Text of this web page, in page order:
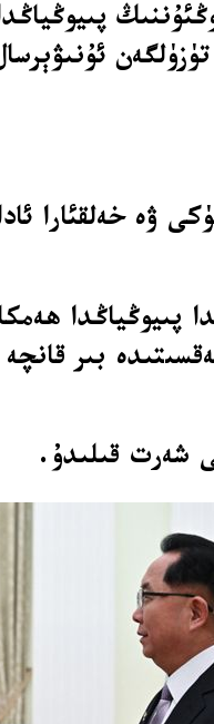
بۈگۈن (18-ئىيۇن) سەيشەنبە كۈنى (17-
ۋە خەلقئارا
ۋە شىمالىي كورېيە رەھبىرى كىم جوڭئۇن 2024-
بىر
شەرت قىلىدۇ.